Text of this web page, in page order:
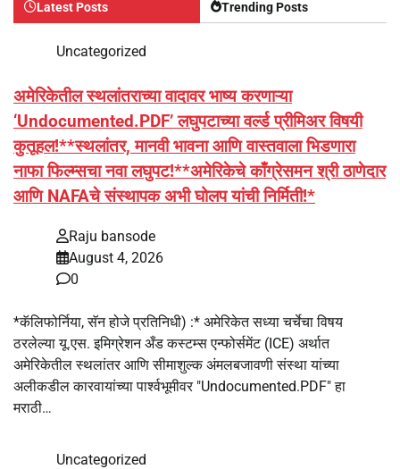
Latest Posts Trending Posts
Uncategorized
अमेरिकेतील स्थलांतराच्या वादावर भाष्य करणाऱ्या
‘Undocumented.PDF’ लघुपटाच्या वर्ल्ड प्रीमिअर विषयी
कुतूहल!**स्थलांतर, मानवी भावना आणि वास्तवाला भिडणारा
नाफा फिल्म्सचा नवा लघुपट!**अमेरिकेचे काँग्रेसमन श्री ठाणेदार
आणि NAFAचे संस्थापक अभी घोलप यांची निर्मिती!*
Raju bansode
August 4, 2026
0
*कॅलिफोर्निया, सॅन होजे प्रतिनिधी) :* अमेरिकेत सध्या चर्चेचा विषय
ठरलेल्या यू.एस. इमिग्रेशन अँड कस्टम्स एन्फोर्समेंट (ICE) अर्थात
अमेरिकेतील स्थलांतर आणि सीमाशुल्क अंमलबजावणी संस्था यांच्या
अलीकडील कारवायांच्या पार्श्वभूमीवर "Undocumented.PDF" हा
मराठी…
Uncategorized